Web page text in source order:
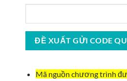
Mã nguồn chương trình